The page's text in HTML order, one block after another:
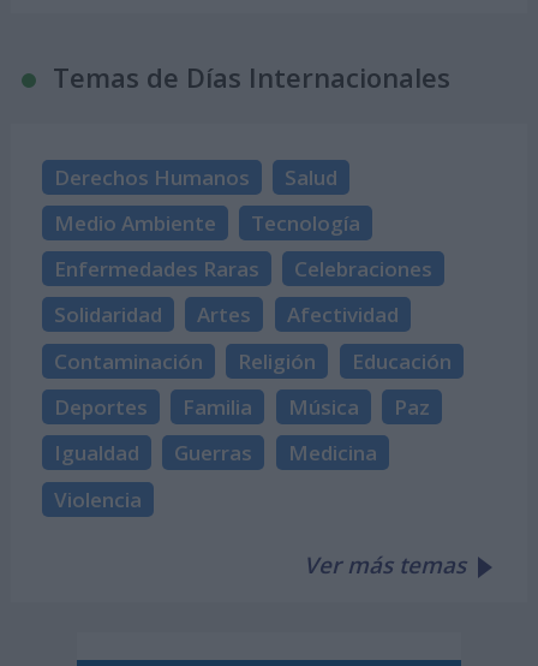
Temas de Días Internacionales
Derechos Humanos
Salud
Medio Ambiente
Tecnología
Enfermedades Raras
Celebraciones
Solidaridad
Artes
Afectividad
Contaminación
Religión
Educación
Deportes
Familia Música
Paz
Igualdad
Guerras
Medicina
Violencia
Ver más temas